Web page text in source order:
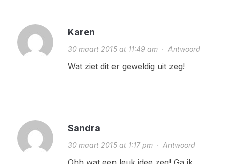
Karen
30 maart 2015 at 11:49 am· Antwoord
Wat ziet dit er geweldig uit zeg!
Sandra
30 maart 2015 at 1:17 pm· Antwoord